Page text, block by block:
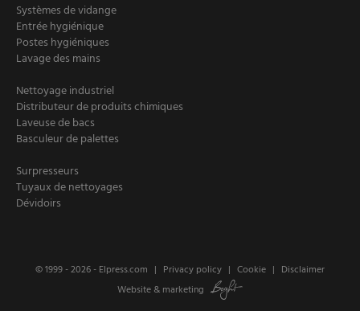
Systèmes de vidange
Entrée hygiénique
Postes hygiéniques
Lavage des mains
Nettoyage industriel
Distributeur de produits chimiques
Laveuse de bacs
Basculeur de palettes
Surpresseurs
Tuyaux de nettoyages
Dévidoirs
© 1999 - 2026 - Elpress.com Privacy policy Cookie
Disclaimer
Website & marketing